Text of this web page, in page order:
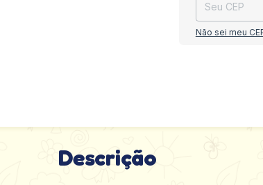
Não sei meu
Descrição